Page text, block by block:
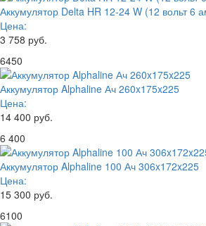
Аккумулятор Delta HR 12-24 W (12 вольт 6
Цена:
3 758 руб.
6450
Аккумулятор Alphaline Ач 260x175x225
Цена:
14 400 руб.
6 400
Аккумулятор Alphaline 100 Ач 306x172x225
Цена:
15 300 руб.
6100